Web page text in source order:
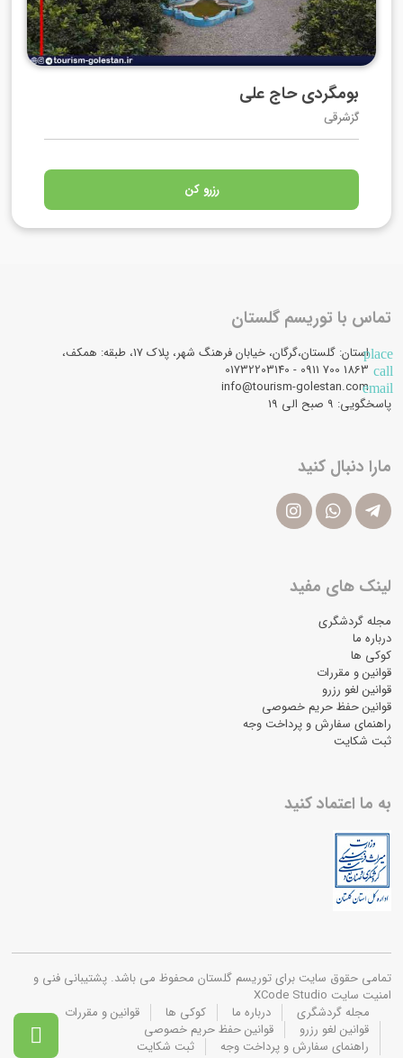
بومگردی حاج علی
گزشرقی
رزرو کن

تماس با توریسم گلستان
placeاستان: گلستان،گرگان، خیابان فرهنگ شهر، پلاک 17، طبقه: همکف،
call
email
info@tourism-golestan.com
پاسخگویی: ۹ صبح الی 19
مارا دنبال کنید
لینک های مفید
مجله گردشگری
درباره ما
کوکی ها
قوانین و مقررات
قوانین لغو رزرو
قوانین حفظ حریم خصوصی
راهنمای سفارش و پرداخت وجه
ثبت شکایت
به ما اعتماد کنید
تمامی حقوق سایت برای توریسم گلستان محفوظ می باشد. پشتیبانی فنی و
امنیت سایت XCode Studio
مجله گردشگری
درباره ما کوکی ها
قوانین و مقررات
قوانین لغو رزرو
قوانین حفظ حریم خصوصی
راهنمای سفارش و پرداخت وجه
ثبت شکایت